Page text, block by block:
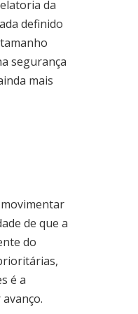
da
definido
segurança
mais
de que a
do
é a